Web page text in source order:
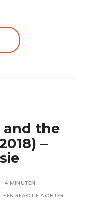
and the
–
4 MINUTEN
EEN REACTIE ACHTER